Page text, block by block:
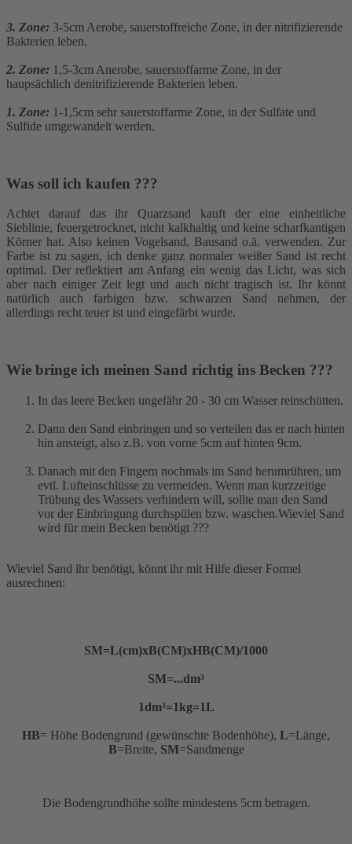
3. Zone: 3-5cm Aerobe, sauerstoffreiche Zone, in der nitrifizierende
Bakterien leben.
2. Zone: 1,5-3cm Anerobe, sauerstoffarme Zone, in der
haupsächlich denitrifizierende Bakterien leben.
1. Zone: 1-1,5cm sehr sauerstoffarme Zone, in der Sulfate und
Sulfide umgewandelt werden.
Was soll ich kaufen ???
Achtet darauf das ihr Quarzsand kauft der eine einheitliche
Sieblinie, feuergetrocknet, nicht kalkhaltig und keine scharfkantigen
Körner hat. Also keinen Vogelsand, Bausand o.ä. verwenden. Zur
Farbe ist zu sagen, ich denke ganz normaler weißer Sand ist recht
optimal. Der reflektiert am Anfang ein wenig das Licht, was sich
aber nach einiger Zeit legt und auch nicht tragisch ist. Ihr könnt
natürlich auch farbigen bzw. schwarzen Sand nehmen, der
allerdings recht teuer ist und eingefärbt wurde.
Wie bringe ich meinen Sand richtig ins Becken ???
In das leere Becken ungefähr 20 - 30 cm Wasser reinschütten.
Dann den Sand einbringen und so verteilen das er nach hinten
hin ansteigt, also z.B. von vorne 5cm auf hinten 9cm.
Danach mit den Fingern nochmals im Sand herumrühren, um
evtl. Lufteinschlüsse zu vermeiden. Wenn man kurzzeitige
Trübung des Wassers verhindern will, sollte man den Sand
vor der Einbringung durchspülen bzw. waschen.Wieviel Sand
wird für mein Becken benötigt ???
Wieviel Sand ihr benötigt, könnt ihr mit Hilfe dieser Formel
ausrechnen:
SM=L(cm)xB(CM)xHB(CM)/1000
SM=...dm³
1dm³=1kg=1L
HB= Höhe Bodengrund (gewünschte Bodenhöhe), L=Länge,
B=Breite, SM=Sandmenge
Die Bodengrundhöhe sollte mindestens 5cm betragen.